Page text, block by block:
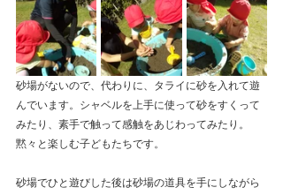
砂場がないので、代わりに、タライに砂を入れて遊
んでいます。シャベルを上手に使って砂をすくって
みたり、素手で触って感触をあじわってみたり。
黙々と楽しむ子どもたちです。
砂場でひと遊びした後は砂場の道具を手にしながら